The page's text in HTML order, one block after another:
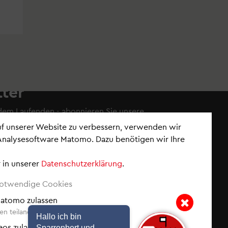
unserer Website zu verbessern, verwenden wir
Matomo. Dazu benötigen wir Ihre
in unserer Datenschutzerklärung.
Cookies
zulassen
teilanonymisiert erfasst.
Hinweis: Hallo ich bin
Hallo ich bin
Laufenden - abonnieren Sieunsere
(News der Woche)
Dialog & Beteiligung